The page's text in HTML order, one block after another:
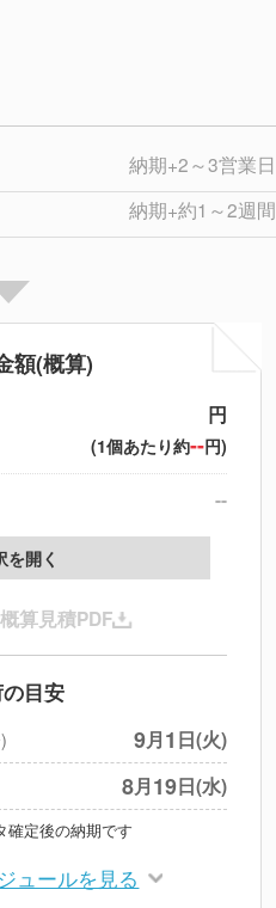
納期+2～3営業日
納期+約1～2週間
額(概算)
円
(1個あたり約--円)
--
島 別途
円
※上記小計は税別です
を開く
概算見積PDF
目安
9月1 日(火)
8月19日(水)
確定後の納期です
ュールを見る